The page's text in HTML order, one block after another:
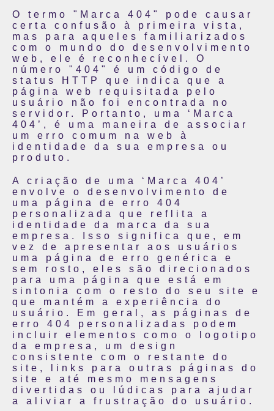
O termo "Marca 404" pode causar
certa confusão à primeira vista,
mas para aqueles familiarizados
com o mundo do desenvolvimento
web, ele é reconhecível. O
número "404" é um código de
status HTTP que indica que a
página web requisitada pelo
usuário não foi encontrada no
servidor. Portanto, uma ‘Marca
404’, é uma maneira de associar
um erro comum na web à
identidade da sua empresa ou
produto.
A criação de uma ‘Marca 404’
envolve o desenvolvimento de
uma página de erro 404
personalizada que reflita a
identidade da marca da sua
empresa. Isso significa que, em
vez de apresentar aos usuários
uma página de erro genérica e
sem rosto, eles são direcionados
para uma página que está em
sintonia com o resto do seu site e
que mantém a experiência do
usuário. Em geral, as páginas de
erro 404 personalizadas podem
incluir elementos como o logotipo
da empresa, um design
consistente com o restante do
site, links para outras páginas do
site e até mesmo mensagens
divertidas ou lúdicas para ajudar
a aliviar a frustração do usuário.